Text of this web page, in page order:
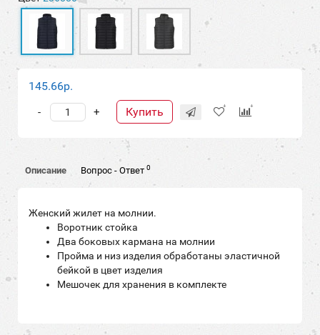
145.66р.
+
- Купить
Описание Вопрос - Ответ 0
Женский жилет на молнии.
Воротник стойка
Два боковых кармана на молнии
Пройма и низ изделия обработаны эластичной
бейкой в цвет изделия
Мешочек для хранения в комплекте